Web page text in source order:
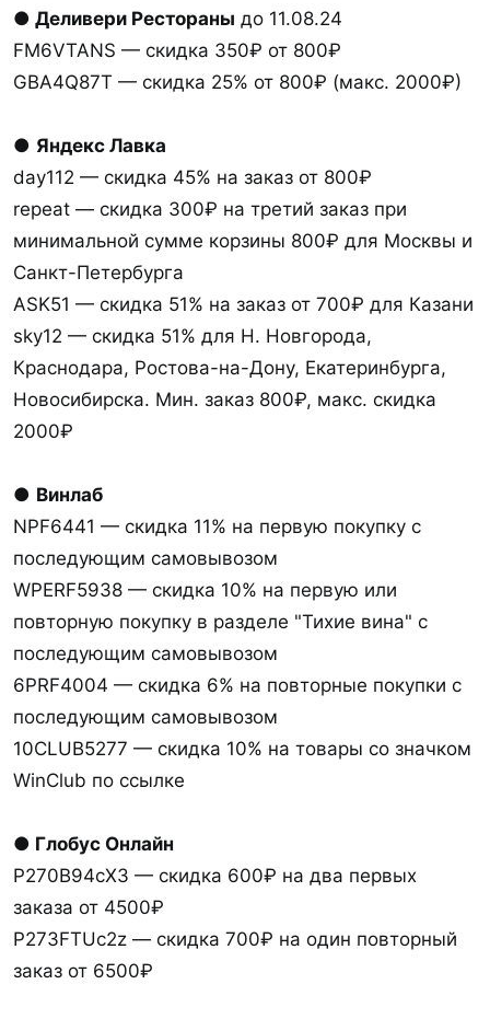
● Деливери Рестораны до 11.08.24
FM6VTANS — скидка 350₽ от 800₽
GBA4Q87T — скидка 25% от 800₽ (макс. 2000₽)
● Яндекс Лавка
day112 — скидка 45% на заказ от 800₽
repeat — скидка 300₽ на третий заказ при
минимальной сумме корзины 800₽ для Москвы и
Санкт-Петербурга
ASK51 — скидка 51% на заказ от 700₽ для Казани
sky12 — скидка 51% для Н. Новгорода,
Краснодара, Ростова-на-Дону, Екатеринбурга,
Новосибирска. Мин. заказ 800₽, макс. скидка
2000₽
● Винлаб
NPF6441 — скидка 11% на первую покупку с
последующим самовывозом
WPERF5938 — скидка 10% на первую или
повторную покупку в разделе "Тихие вина" с
последующим самовывозом
6PRF4004 — скидка 6% на повторные покупки с
последующим самовывозом
10CLUB5277 — скидка 10% на товары со значком
WinClub по ссылке
● Глобус Онлайн
P270B94cX3 — скидка 600₽ на два первых
заказа от 4500₽
P273FTUc2z — скидка 700₽ на один повторный
заказ от 6500₽